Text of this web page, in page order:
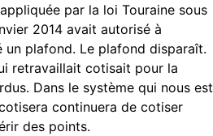
par la loi Touraine sous
2014 avait autorisé à
un plafond. Le plafond disparaît.
retravaillait cotisait pour la
Dans le système qui nous est
continuera de cotiser
des points.